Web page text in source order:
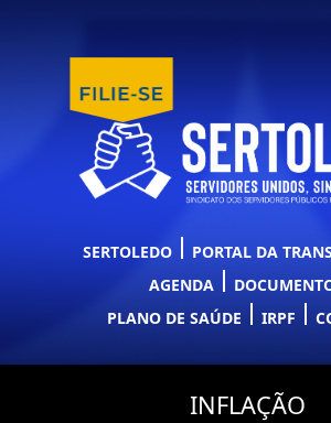
SERTOLEDO
PORTAL DA
AGENDA
PLANO DE SAÚDE
IRPF
INFLAÇÃO